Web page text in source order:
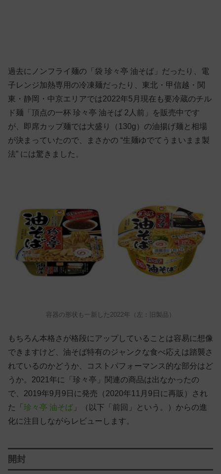
過去にノンフライ麺の「袋 珍々亭 油そば」だったり、電
子レンジ加熱専用の冷凍麺だったり、東北・甲信越・関
東・静岡・中京エリアでは2022年5月現在も要冷蔵のチル
ド麺「頂点の一杯 珍々亭 油そば 2人前」を販売中です
が、即席カップ麺では大盛り（130g）の油揚げ麺と相場
が決まっていたので、まさかの “生麺ゆでてうまいまま製
法” には驚きました。
容器の形状も一新した2022年（左：旧製品）
もちろん本格さが格段にアップしていることは容易に想像
できますけど、油そば特有のジャンクな食べ応えは踏襲さ
れているのかどうか、コストパフォーマンス的な部分はど
うか。2021年に「珍々亭」関連の商品は出なかったの
で、2019年9月9日に発売（2020年11月9日に再販）され
た「 珍々亭 油そば 」（以下「前回」という。）からの進
化に注目しながらレビューします。
開封